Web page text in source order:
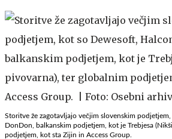
Storitve že zagotavljajo večjim slovenskim
DonDon, balkanskim podjetjem, kot je Trebjesa
podjetjem, kot sta Zijin in Access Group.